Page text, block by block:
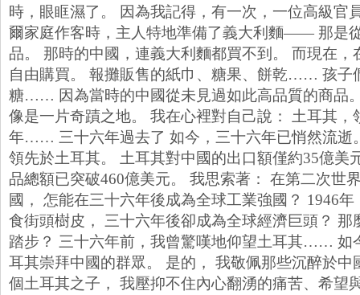
時，眼眶濕了。 因為我記得，有一次，一位高級官
爾家庭作客時，主人特地準備了義大利麵—— 那是
品。 那時的中國，連義大利麵都買不到。 而現在，
自由購買。 報攤販售的紙巾、糖果、餅乾…… 孩子
糖…… 因為當時的中國從未見過如此高品質的商品
像是一片奇蹟之地。 我在心裡對自己說： 土耳其，
年…… 三十六年過去了 如今，三十六年已悄然流逝
領先於土耳其。 土耳其對中國的出口額僅約35億美
品總額已突破460億美元。 我思索著： 在第二次世
國， 怎能在三十六年後成為全球工業強國？ 1946
食街頭樹皮， 三十六年後卻成為全球經濟巨頭？ 那
踏步？ 三十六年前，我曾驚嘆地仰望土耳其…… 如
耳其崇拜中國的群眾。 是的， 我敬佩那些沉醉於
個土耳其之子， 我壓抑不住內心翻湧的痛苦、希望